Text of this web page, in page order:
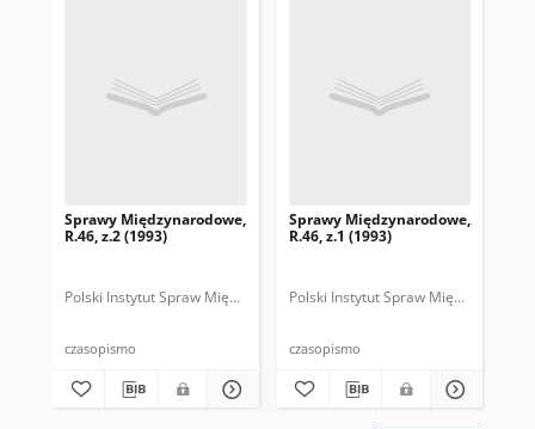
Sprawy Międzynarodowe,
R.46, z.2 (1993)
Polski Instytut Spraw Międzynarodowych. Polska Fundacja Spraw
czasopismo
Sprawy Międzynarodowe,
R.46, z.1 (1993)
Polski Instytut Spraw
czasopismo